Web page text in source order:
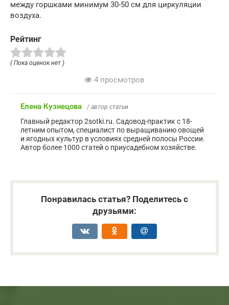
между горшками минимум 30-50 см для циркуляции
воздуха.
Рейтинг
( Пока оценок нет )
4 просмотров
Елена Кузнецова / автор статьи
Главный редактор 2sotki.ru. Садовод-практик с 18-
летним опытом, специалист по выращиванию овощей
и ягодных культур в условиях средней полосы России.
Автор более 1000 статей о приусадебном хозяйстве.
Понравилась статья? Поделитесь с
друзьями: